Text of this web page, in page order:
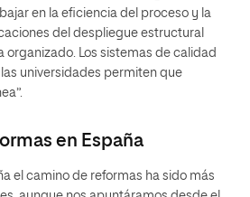
en la eficiencia del proceso y la
del despliegue estructural
Los sistemas de calidad
universidades permiten que
en España
el camino de reformas ha sido más